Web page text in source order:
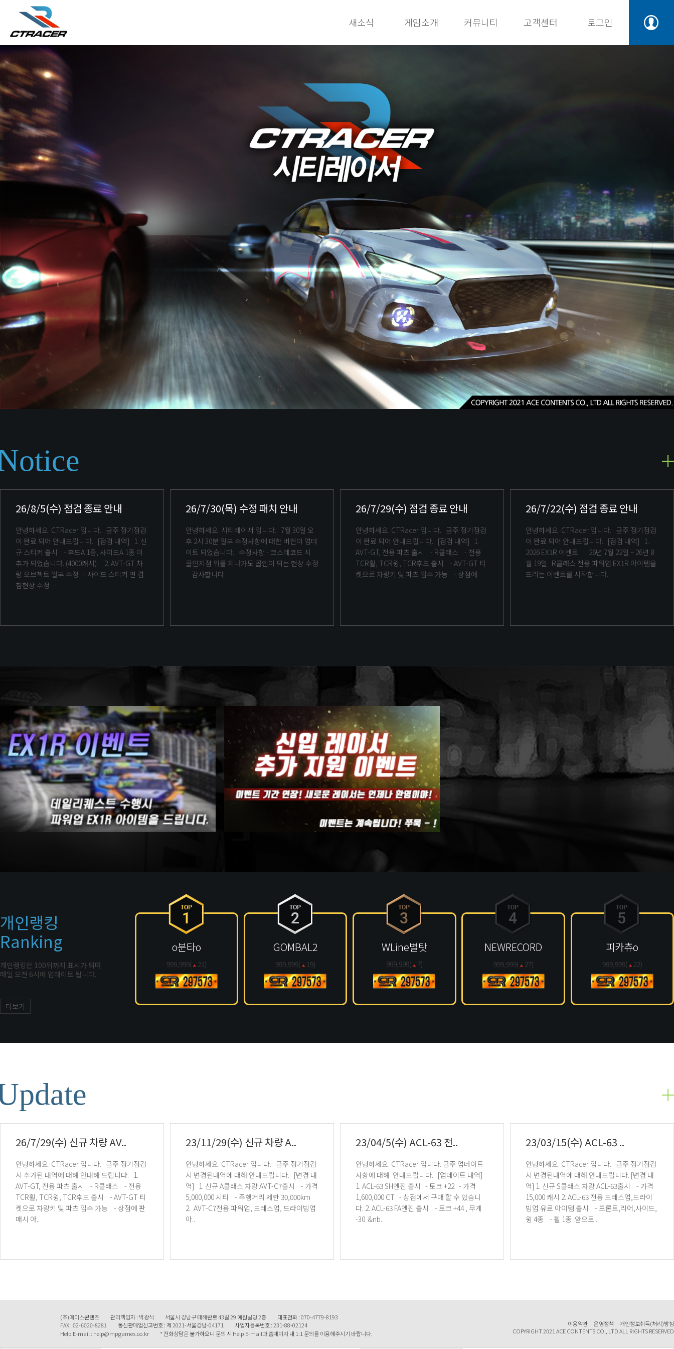
새소식 게임소개 커뮤니티 고객센터 로그인
26/8/5(수) 점검 종료 안내
안녕하세요. CTRacer 입니다. 금주 정기점검
이 완료 되어 안내드립니다. [점검 내역] 1. 신
규 스티커 출시 - 후드A 1종, 사이드A 1종 이
추가 되었습니다. (4000캐시) 2. AVT-GT 차
량 오브젝트 일부 수정 - 사이드 스티커 면 겹
침현상 수정 -
26/7/30(목) 수정 패치 안내
안녕하세요. 시티레이서 입니다. 7월 30일 오
후 2시 30분 일부 수정사항에 대한 버전이 업데
이트 되었습니다. 수정사항 - 코스레코드 시
골인지점 위를 지나가도 골인이 되는 현상 수정
감사합니다.
26/7/29(수) 점검 종료 안내
안녕하세요. CTRacer 입니다. 금주 정기점검
이 완료 되어 안내드립니다. [점검 내역] 1.
AVT-GT, 전용 파츠 출시 - R클래스 - 전용
TCR휠, TCR윙, TCR후드 출시 - AVT-GT 티
켓으로 차량키 및 파츠 입수 가능 - 상점에
26/7/22(수) 점검 종료 안내
안녕하세요. CTRacer 입니다. 금주 정기점검
이 완료 되어 안내드립니다. [점검 내역] 1.
2026 EX1R 이벤트 26년 7월 22일 ~ 26년 8
월 19일 R클래스 전용 파워업 EX1R 아이템을
개인랭킹
Ranking
개인랭킹은 100위까지 표시가 되며
매일 오전 6시에 업데이트 됩니다.
더보기
o분타o
999,999( 21)
GOMBAL2
999,999( 19)
WLine별탓
999,999( 7)
NEWRECORD
999,999( 27)
피카츄o
999,999( 22)
26/7/29(수) 신규 차량 AV..
안녕하세요. CTRacer 입니다. 금주 정기점검
시 추가된 내역에 대해 안내해 드립니다. 1.
AVT-GT, 전용 파츠 출시 - R클래스 - 전용
TCR휠, TCR윙, TCR후드 출시 - AVT-GT 티
켓으로 차량키 및 파츠 입수 가능 - 상점에 판
매시 아..
23/11/29(수) 신규 차량 A..
안녕하세요. CTRacer 입니다. 금주 정기점검
시 변경된내역에 대해 안내드립니다. [변경 내
역] 1. 신규 A클래스 차량 AVT-C7출시 - 가격
5,000,000 시티 - 주행거리 제한 30,000km
2. AVT-C7전용 파워업, 드레스업, 드라이빙업
아..
23/04/5(수) ACL-63 전..
안녕하세요. CTRacer 입니다. 금주 업데이트
사항에 대해 안내드립니다. [업데이트 내역]
1. ACL-63 SH엔진 출시 - 토크 +22 - 가격
1,600,000 CT - 상점에서 구매 할 수 있습니
다. 2. ACL-63 FA엔진 출시 - 토크 +44 , 무게
-30 &nb..
23/03/15(수) ACL-63 ..
안녕하세요. CTRacer 입니다. 금주 정기점검
시 변경된내역에 대해 안내드립니다. [변경 내
역] 1. 신규 S클래스 차량 ACL-63출시 - 가격
15,000 캐시 2. ACL-63 전용 드레스업,드라이
빙업 유료 아이템 출시 - 프론트,리어,사이드,
윙 4종 - 휠 1종 앞으로..
(주)에이스콘텐츠 관리책임자 : 박광석 서울시 강남구 테헤란로 43길 29 예원빌딩 2층
대표전화 : 070-4779-8193
FAX : 02-6020-8281
통신판매업신고번호 : 제 2021-서울강남-04171
사업자등록번호 : 231-88-02124
Help E-mail : help@mpgames.co.kr
* 전화상담은 불가하오니 문의 시 Help E-mail과 홈페이지 내 1:1 문의를 이용해주시기 바랍니다.
이용약관 운영정책
개인정보취득(처리)방침
COPYRIGHT 2021 ACE CONTENTS CO., LTD ALL RIGHTS RESERVED